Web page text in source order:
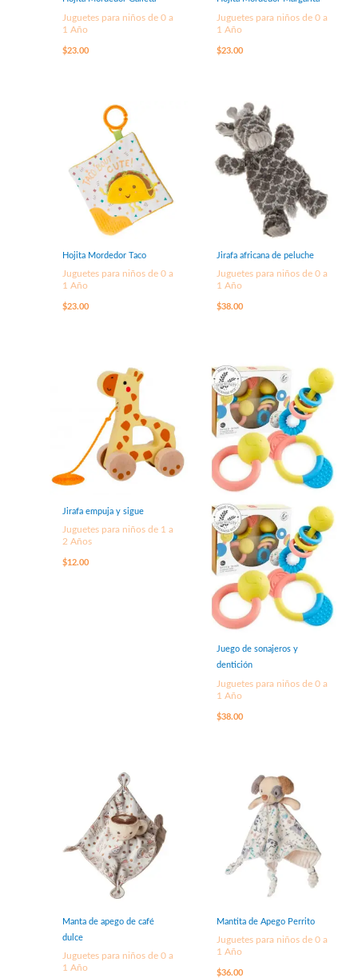
Juguetes para niños de 0 a
1 Año
$23.00
Juguetes para niños de 0 a
1 Año
$23.00
Hojita Mordedor Taco
Juguetes para niños de 0 a
1 Año
$23.00
Jirafa africana de peluche
Juguetes para niños de 0 a
1 Año
$38.00
Jirafa empuja y sigue
Juguetes para niños de 1 a
2 Años
$12.00
Juego de sonajeros y
dentición
Juguetes para niños de 0 a
1 Año
$38.00
Manta de apego de café
dulce
Juguetes para niños de 0 a
1 Año
Mantita de Apego Perrito
Juguetes para niños de 0 a
1 Año
$36.00